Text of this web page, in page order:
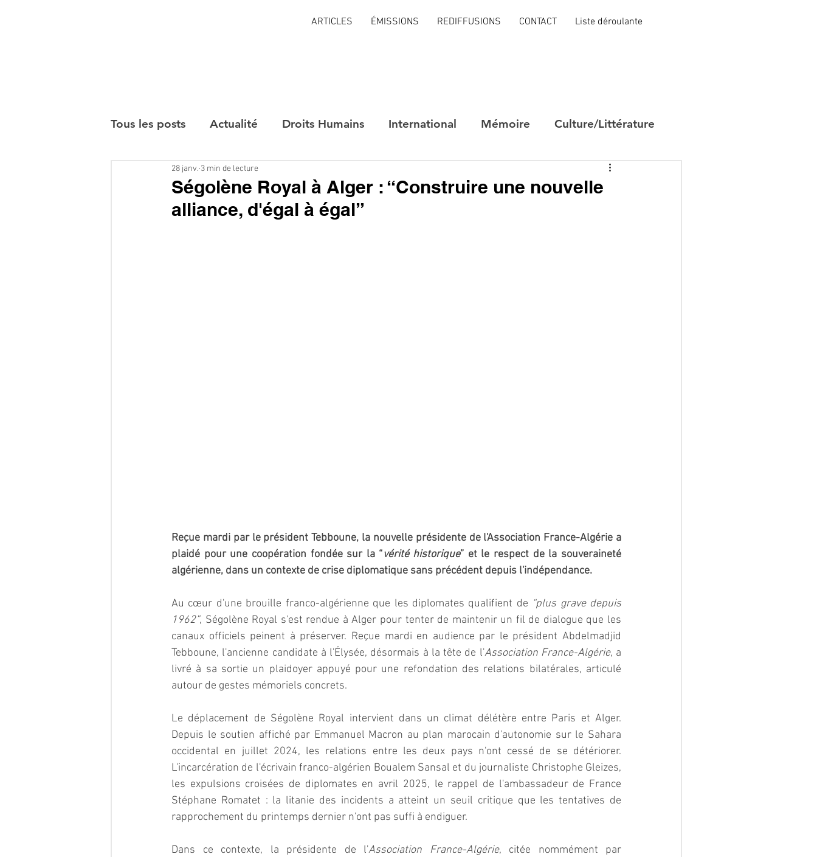
ARTICLES ÉMISSIONS REDIFFUSIONS CONTACT Liste déroulante
Tous les posts Actualité Droits Humains International Mémoire Culture/Littérature
Interviews
Ségolène Royal à Alger : “Construire une nouvelle
alliance, d'égal à égal”
28 janv. 3 min de lecture
Reçue mardi par le président Tebboune, la nouvelle présidente de l'Association France-Algérie a
plaidé pour une coopération fondée sur la “vérité historique” et le respect de la souveraineté
algérienne, dans un contexte de crise diplomatique sans précédent depuis l'indépendance.
Au cœur d'une brouille franco-algérienne que les diplomates qualifient de “plus grave depuis
1962”, Ségolène Royal s'est rendue à Alger pour tenter de maintenir un fil de dialogue que les
canaux officiels peinent à préserver. Reçue mardi en audience par le président Abdelmadjid
Tebboune, l'ancienne candidate à l'Élysée, désormais à la tête de l'Association France-Algérie, a
livré à sa sortie un plaidoyer appuyé pour une refondation des relations bilatérales, articulé
autour de gestes mémoriels concrets.
Le déplacement de Ségolène Royal intervient dans un climat délétère entre Paris et Alger.
Depuis le soutien affiché par Emmanuel Macron au plan marocain d'autonomie sur le Sahara
occidental en juillet 2024, les relations entre les deux pays n'ont cessé de se détériorer.
L'incarcération de l'écrivain franco-algérien Boualem Sansal et du journaliste Christophe Gleizes,
les expulsions croisées de diplomates en avril 2025, le rappel de l'ambassadeur de France
Stéphane Romatet : la litanie des incidents a atteint un seuil critique que les tentatives de
rapprochement du printemps dernier n'ont pas suffi à endiguer.
Dans ce contexte, la présidente de l'Association France-Algérie, citée nommément par